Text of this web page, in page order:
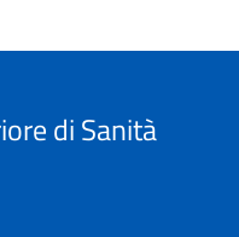
di Sanità